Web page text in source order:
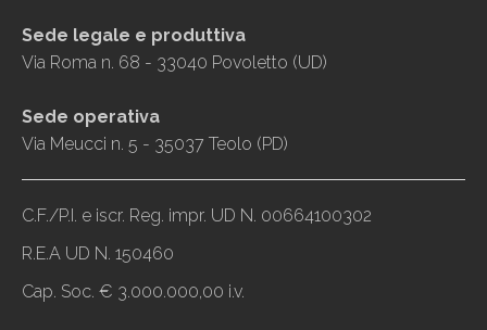
Sede legale e produttiva
Via Roma n. 68 - 33040 Povoletto (UD)
Sede operativa
Via Meucci n. 5 - 35037 Teolo (PD)
C.F./P.I. e iscr. Reg. impr. UD N. 00664100302
R.E.A UD N. 150460
Cap. Soc. € 3.000.000,00 i.v.